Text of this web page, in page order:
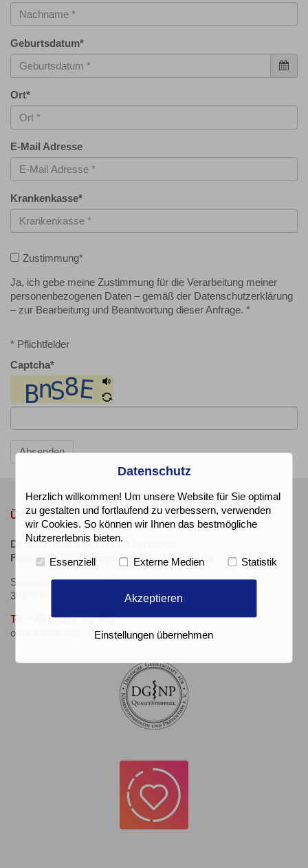
Geburtsdatum*
Ort*
E-Mail Adresse
Krankenkasse*
Zustimmung*
Ja, ich gebe meine Zustimmung für die Verarbeitung meiner
personenbezogenen Daten – gemäß der Datenschutzerklärung
– zur Bearbeitung und Beantwortung dieser Anfrage. *
* Pflichtfelder
Captcha*
Absenden
ÜBER UNS
Dr. med. F. Mansouri und Kollegen
Fachärzte für Orthopädie & Unfallchirurgie
Schillerstr. 34 (neben C&A)
30159 Hannover
Tel: +49 (0)511 322 405
oder +49 (0)511 323 822
Datenschutz
Herzlich willkommen! Um unsere Website für Sie optimal
zu gestalten und fortlaufend zu verbessern, verwenden
wir Cookies. So können wir Ihnen das bestmögliche
Nutzererlebnis bieten.
Essenziell Externe Medien Statistik
Akzeptieren
Einstellungen übernehmen